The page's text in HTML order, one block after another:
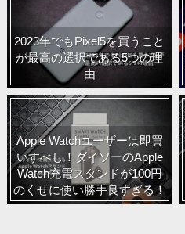
2023年でもPixel5を買うこと
が最高の選択である5つの理
由
Apple Watchユーザーは即買
いすべし！ダイソーのApple
Watch充電スタンドが100円
のくせに使い勝手良すぎる！